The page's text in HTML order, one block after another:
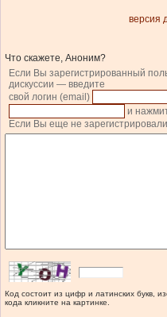
версия
Что скажете, Аноним?
Если Вы зарегистрированный
дискуссии — введите
свой логин (email)
и
Если Вы еще не
Код состоит из цифр и латинских букв,
кода кликните на картинке.